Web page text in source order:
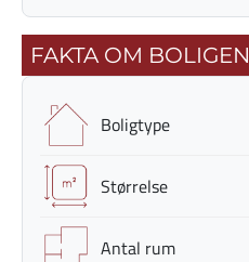
FAKTA OM BOLIGEN
Boligtype
Størrelse
Antal rum